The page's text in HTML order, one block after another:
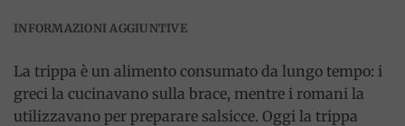
INFORMAZIONI AGGIUNTIVE
La trippa è un alimento consumato da lungo tempo: i
greci la cucinavano sulla brace, mentre i romani la
utilizzavano per preparare salsicce. Oggi la trippa